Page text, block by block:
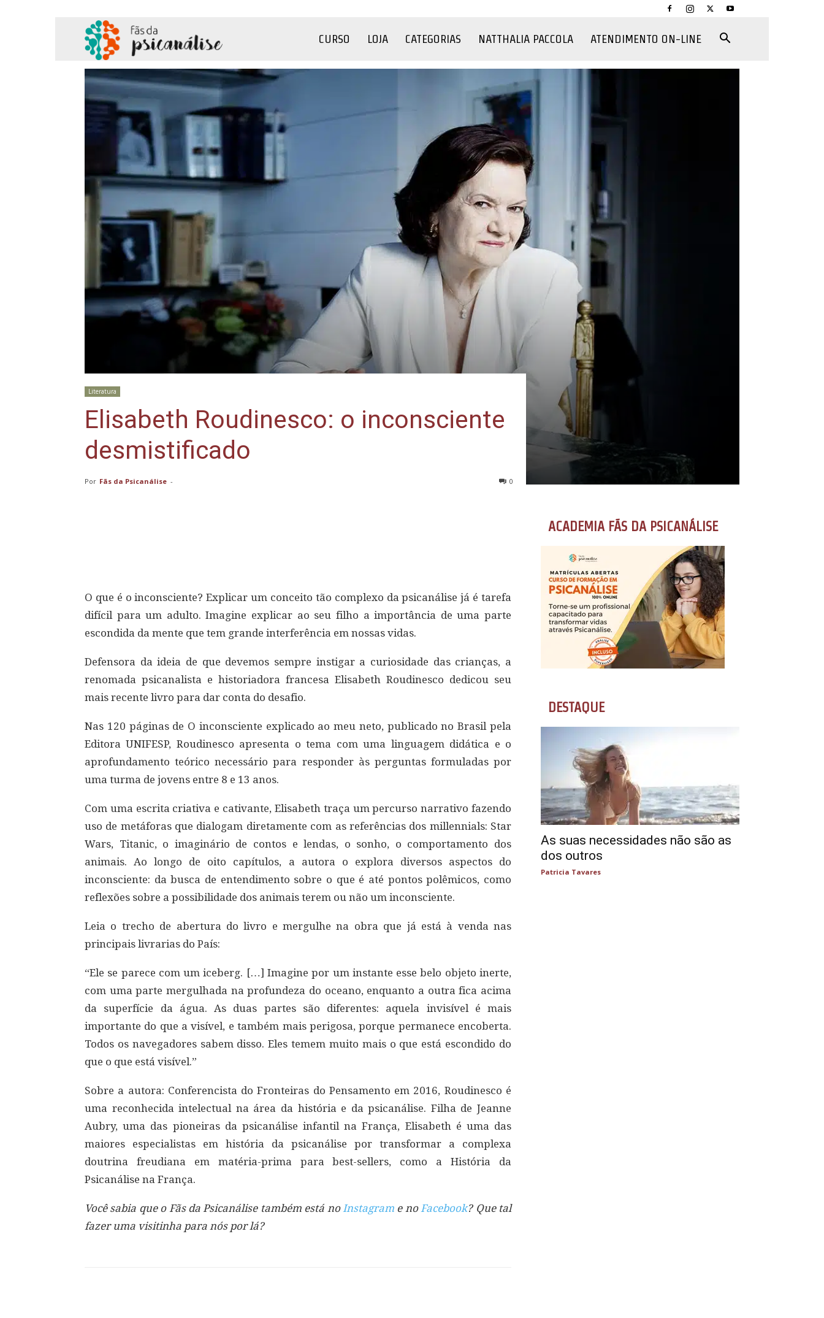
Psicanálise
CURSO LOJA CATEGORIAS NATTHALIA PACCOLA ATENDIMENTO ON-LINE
Literatura
Elisabeth Roudinesco: o inconsciente
desmistificado
Por Fãs da Psicanálise - 0
O que é o inconsciente? Explicar um conceito tão complexo da psicanálise já é tarefa
difícil para um adulto. Imagine explicar ao seu filho a importância de uma parte
escondida da mente que tem grande interferência em nossas vidas.
Defensora da ideia de que devemos sempre instigar a curiosidade das crianças, a
renomada psicanalista e historiadora francesa Elisabeth Roudinesco dedicou seu
mais recente livro para dar conta do desafio.
Nas 120 páginas de O inconsciente explicado ao meu neto, publicado no Brasil pela
Editora UNIFESP, Roudinesco apresenta o tema com uma linguagem didática e o
aprofundamento teórico necessário para responder às perguntas formuladas por
uma turma de jovens entre 8 e 13 anos.
Com uma escrita criativa e cativante, Elisabeth traça um percurso narrativo fazendo
uso de metáforas que dialogam diretamente com as referências dos millennials: Star
Wars, Titanic, o imaginário de contos e lendas, o sonho, o comportamento dos
animais. Ao longo de oito capítulos, a autora o explora diversos aspectos do
inconsciente: da busca de entendimento sobre o que é até pontos polêmicos, como
reflexões sobre a possibilidade dos animais terem ou não um inconsciente.
Leia o trecho de abertura do livro e mergulhe na obra que já está à venda nas
principais livrarias do País:
“Ele se parece com um iceberg. […] Imagine por um instante esse belo objeto inerte,
com uma parte mergulhada na profundeza do oceano, enquanto a outra fica acima
da superfície da água. As duas partes são diferentes: aquela invisível é mais
importante do que a visível, e também mais perigosa, porque permanece encoberta.
Todos os navegadores sabem disso. Eles temem muito mais o que está escondido do
que o que está visível.”
Sobre a autora: Conferencista do Fronteiras do Pensamento em 2016, Roudinesco é
uma reconhecida intelectual na área da história e da psicanálise. Filha de Jeanne
Aubry, uma das pioneiras da psicanálise infantil na França, Elisabeth é uma das
maiores especialistas em história da psicanálise por transformar a complexa
doutrina freudiana em matéria-prima para best-sellers, como a História da
Psicanálise na França.
Você sabia que o Fãs da Psicanálise também está no Instagram e no Facebook? Que tal
fazer uma visitinha para nós por lá?
ACADEMIA FÃS DA PSICANÁLISE
DESTAQUE
As suas necessidades não são as
dos outros
Patricia Tavares